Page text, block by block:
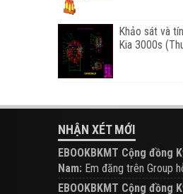
Khảo sát và
Kia 3000s
NHẬN XÉT MỚI
EBOOKBKMT Cộng đồng
Nam: Em đăng trên Group
EBOOKBKMT Cộng đồng